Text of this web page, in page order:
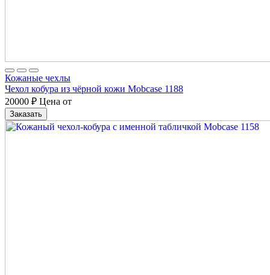
Кожаные чехлы
Чехол кобура из чёрной кожи Mobcase 1188
20000 ₽ Цена от
Заказать